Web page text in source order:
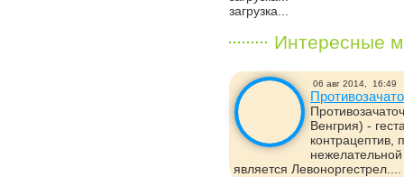
загрузка...
Интересные
06 авг 2014, 16:49
Венгрия) -
контрацептив,
является Левоноргестрел....